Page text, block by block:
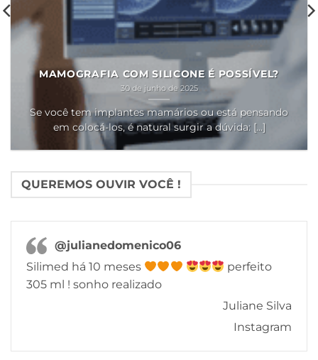
MAMOGRAFIA COM SILICONE É POSSÍVEL?
30 de junho de 2025
Se você tem implantes mamários ou está pensando
em colocá-los, é natural surgir a dúvida: [...]
QUEREMOS OUVIR VOCÊ !
@julianedomenico06
Silimed há 10 meses
perfeito
305 ml ! sonho realizado
Juliane Silva
Instagram